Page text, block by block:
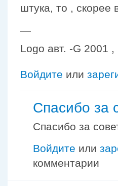
штука, то , скорее
—
Logo авт. -G 2001
Войдите или
Спасибо за
Спасибо за
Войдите или
комментарии